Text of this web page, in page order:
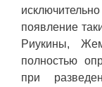
появление
Риукины,
полностью
при